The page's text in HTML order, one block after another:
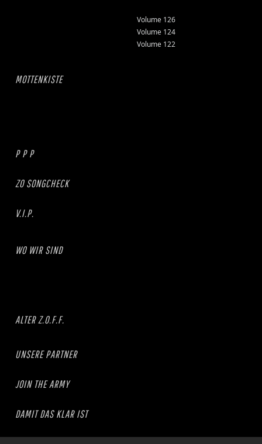
Volume 126
Volume 124
Volume 122
MOTTENKISTE
P P P
ZO SONGCHECK
V.I.P.
WO WIR SIND
ALTER Z.O.F.F.
UNSERE PARTNER
JOIN THE ARMY
DAMIT DAS KLAR IST